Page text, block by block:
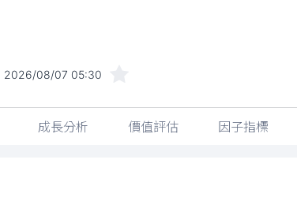
2026/08/07 05:30
成長分析 價值評估 因子指標